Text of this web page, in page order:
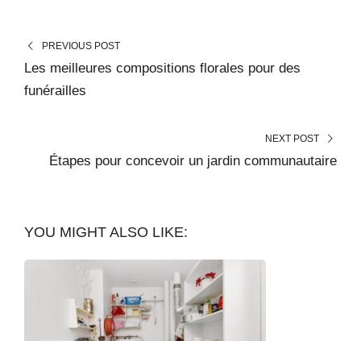
PREVIOUS POST
Les meilleures compositions florales pour des
funérailles
NEXT POST
Étapes pour concevoir un jardin communautaire
YOU MIGHT ALSO LIKE: